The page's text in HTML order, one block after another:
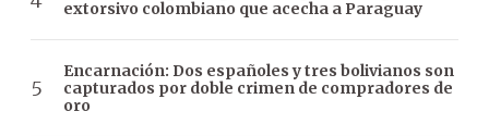
extorsivo colombiano que acecha a Paraguay
Encarnación: Dos españoles y tres bolivianos son
capturados por doble crimen de compradores de
oro